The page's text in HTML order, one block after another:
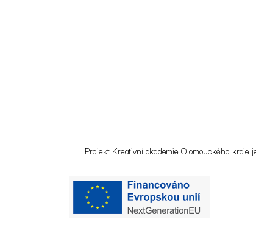
Projekt Kreativní akademie Olomouckého kraje